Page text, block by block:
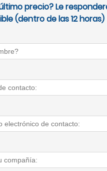
precio? Le
(dentro de las 12 horas)